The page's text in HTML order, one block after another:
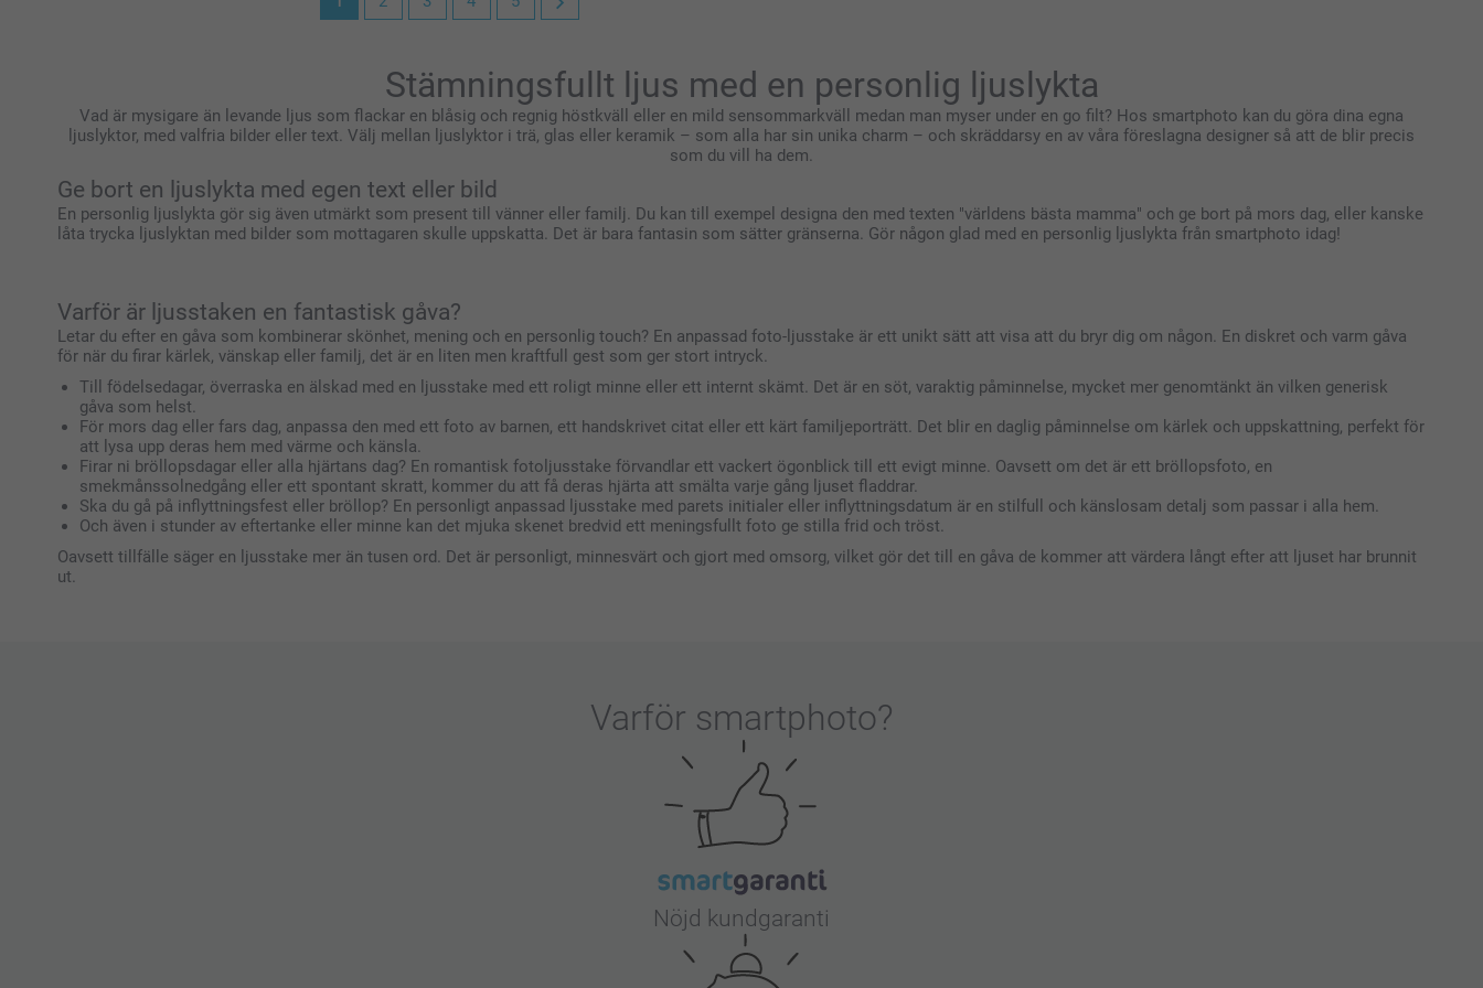
Stämningsfullt ljus med en personlig ljuslykta
Vad är mysigare än levande ljus som flackar en blåsig och regnig höstkväll eller en mild sensommarkväll medan man myser under en go filt? Hos smartphoto kan du göra dina egna
ljuslyktor, med valfria bilder eller text. Välj mellan ljuslyktor i trä, glas eller keramik – som alla har sin unika charm – och skräddarsy en av våra föreslagna designer så att de blir precis
som du vill ha dem.
Ge bort en ljuslykta med egen text eller bild
En personlig ljuslykta gör sig även utmärkt som present till vänner eller familj. Du kan till exempel designa den med texten "världens bästa mamma" och ge bort på mors dag, eller kanske
låta trycka ljuslyktan med bilder som mottagaren skulle uppskatta. Det är bara fantasin som sätter gränserna. Gör någon glad med en personlig ljuslykta från smartphoto idag!
Varför är ljusstaken en fantastisk gåva?
Letar du efter en gåva som kombinerar skönhet, mening och en personlig touch? En anpassad foto-ljusstake är ett unikt sätt att visa att du bryr dig om någon. En diskret och varm gåva
för när du firar kärlek, vänskap eller familj, det är en liten men kraftfull gest som ger stort intryck.
Till födelsedagar, överraska en älskad med en ljusstake med ett roligt minne eller ett internt skämt. Det är en söt, varaktig påminnelse, mycket mer genomtänkt än vilken generisk
gåva som helst.
För mors dag eller fars dag, anpassa den med ett foto av barnen, ett handskrivet citat eller ett kärt familjeporträtt. Det blir en daglig påminnelse om kärlek och uppskattning, perfekt för
att lysa upp deras hem med värme och känsla.
Firar ni bröllopsdagar eller alla hjärtans dag? En romantisk fotoljusstake förvandlar ett vackert ögonblick till ett evigt minne. Oavsett om det är ett bröllopsfoto, en
smekmånssolnedgång eller ett spontant skratt, kommer du att få deras hjärta att smälta varje gång ljuset fladdrar.
Ska du gå på inflyttningsfest eller bröllop? En personligt anpassad ljusstake med parets initialer eller inflyttningsdatum är en stilfull och känslosam detalj som passar i alla hem.
Och även i stunder av eftertanke eller minne kan det mjuka skenet bredvid ett meningsfullt foto ge stilla frid och tröst.
Oavsett tillfälle säger en ljusstake mer än tusen ord. Det är personligt, minnesvärt och gjort med omsorg, vilket gör det till en gåva de kommer att värdera långt efter att ljuset har brunnit
ut.
Varför smartphoto?
Nöjd kundgaranti